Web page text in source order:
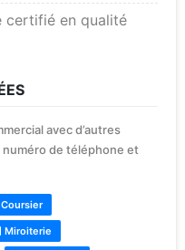
certifié en qualité
avec d’autres
de téléphone et
Miroiterie